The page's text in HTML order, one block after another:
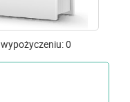
W wypożyczeniu: 0